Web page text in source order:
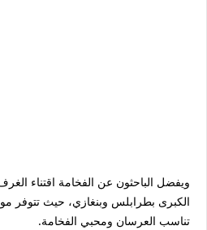
ويفضل الباحثون عن الفخامة اقتناء
الكبرى بطرابلس وبنغازي، حيث تتوفر
تناسب العرسان ومحبي الفخامة.